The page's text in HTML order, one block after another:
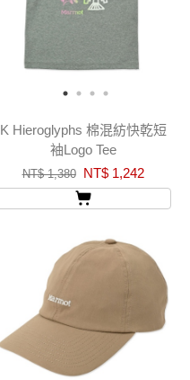
K Hieroglyphs 棉混紡快乾短
袖Logo Tee
NT$ 1,380 NT$ 1,242